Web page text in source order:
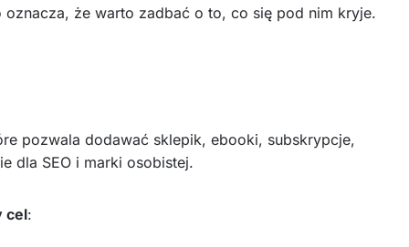
że warto zadbać o to, co się pod nim kryje.
pozwala dodawać sklepik, ebooki, subskrypcje,
dla SEO i marki osobistej.
cel: